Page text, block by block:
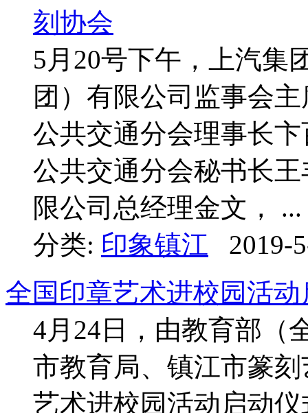
5月20号下午，上汽集
团）有限公司监事会
公共交通分会理事长
公共交通分会秘书长
限公司总经理金文， ...
分类: 印象镇江
2019-
全国印章艺术进校园活
4月24日，由教育部（
市教育局、镇江市篆
艺术进校园活动启动